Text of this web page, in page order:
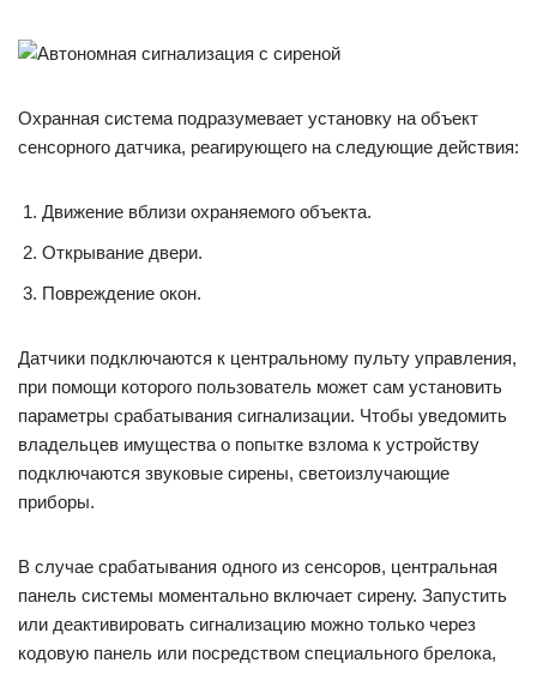
Охранная система подразумевает установку на объект
сенсорного датчика, реагирующего на следующие действия:
Движение вблизи охраняемого объекта.
Открывание двери.
Повреждение окон.
Датчики подключаются к центральному пульту управления,
при помощи которого пользователь может сам установить
параметры срабатывания сигнализации. Чтобы уведомить
владельцев имущества о попытке взлома к устройству
подключаются звуковые сирены, светоизлучающие
приборы.
В случае срабатывания одного из сенсоров, центральная
панель системы моментально включает сирену. Запустить
или деактивировать сигнализацию можно только через
кодовую панель или посредством специального брелока,